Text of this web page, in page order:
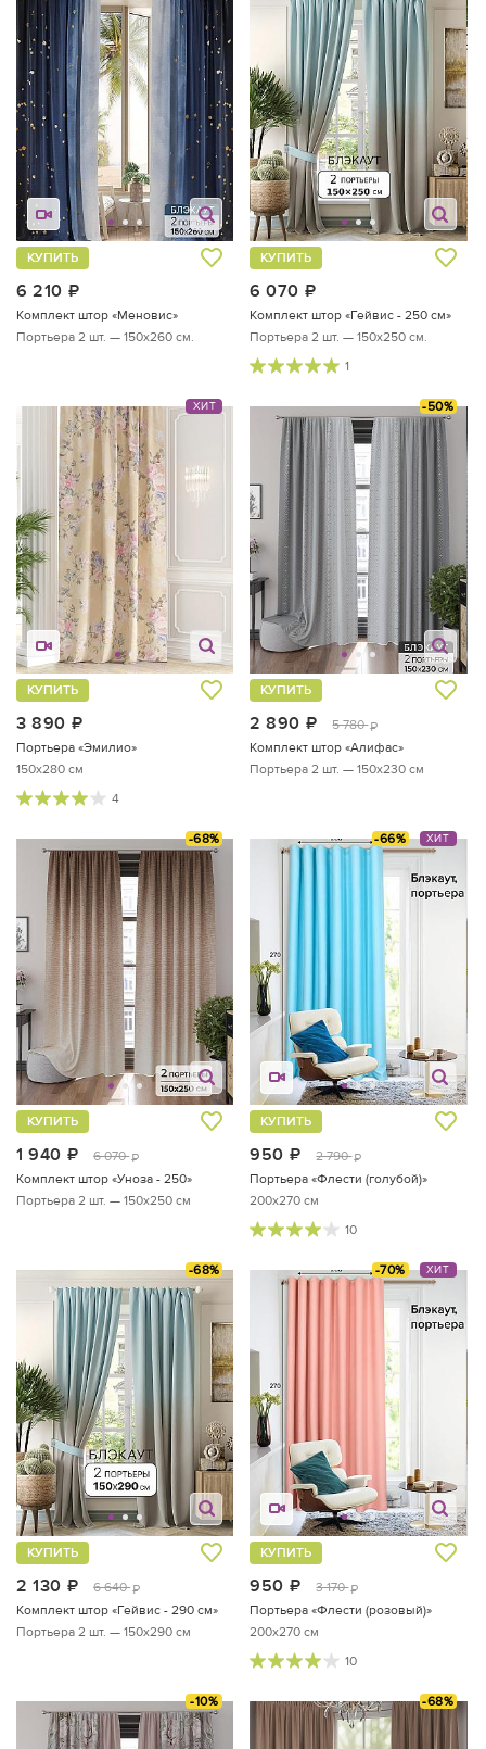
6 210
КУПИТЬ
Комплект штор «Меновис»
Портьера 2 шт. — 150х260 см.
6 070
КУПИТЬ
Комплект штор «Гейвис - 250 см»
Портьера 2 шт. — 150х250 см.
1
ХИТ
3 890
КУПИТЬ
Портьера «Эмилио»
150x280 см
4
-50%
2 890 руб.
5 780 руб.
КУПИТЬ
Комплект штор «Алифас»
Портьера 2 шт. — 150х230 см
-68%
1 940 руб.
6 070 руб.
КУПИТЬ
Комплект штор «Уноза - 250»
Портьера 2 шт. — 150х250 см
-66% ХИТ
950 руб.
2 790 руб.
КУПИТЬ
Портьера «Флести (голубой)»
200x270 см
10
-68%
2 130 руб.
6 640 руб.
КУПИТЬ
Комплект штор «Гейвис - 290 см»
Портьера 2 шт. — 150х290 см
-70% ХИТ
950 руб.
3 170 руб.
КУПИТЬ
Портьера «Флести (розовый)»
200x270 см
10
-10% -68%